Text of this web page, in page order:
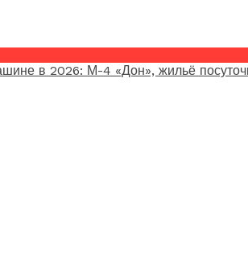
в 2026: М-4 «Дон», жильё